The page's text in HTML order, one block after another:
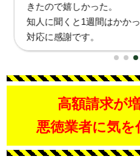
きたので嬉しかった。
知人に聞くと1週間はかか
対応に感謝です。
高額請求が
悪徳業者に気を